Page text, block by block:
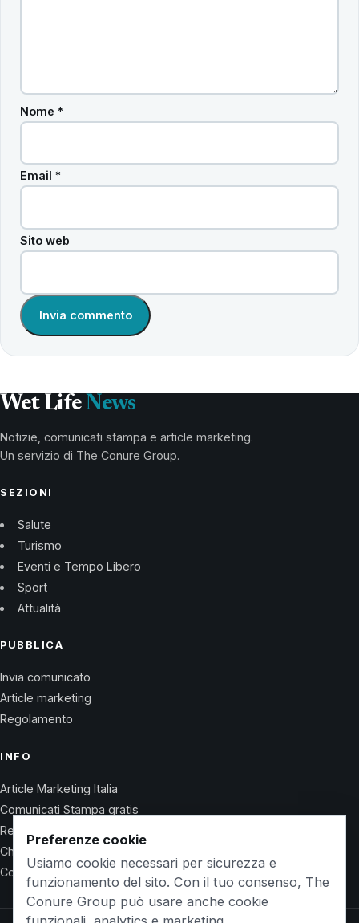
Nome *
Email *
Sito web
Wet Life News
Notizie, comunicati stampa e article marketing.
Un servizio di The Conure Group.
SEZIONI
Salute
Turismo
Eventi e Tempo Libero
Sport
Attualità
PUBBLICA
Invia comunicato
Article marketing
Regolamento
INFO
Article Marketing Italia
Comunicati Stampa gratis
Regolamento
Chi Siamo
Contatti
Preferenze cookie
Usiamo cookie necessari per sicurezza e
funzionamento del sito. Con il tuo consenso, The
Conure Group può usare anche cookie